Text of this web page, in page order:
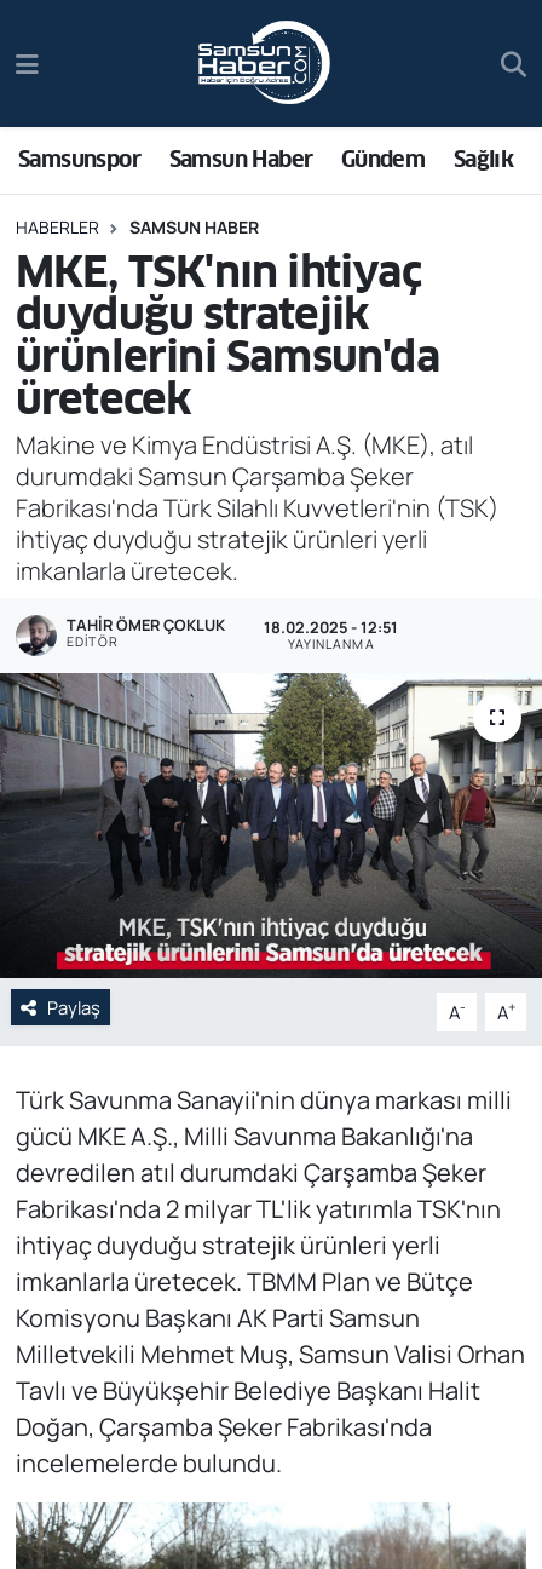
Samsunspor Samsun Haber Gündem Sağlık
HABERLER SAMSUN HABER
MKE, TSK'nın ihtiyaç
duyduğu stratejik
ürünlerini Samsun'da
üretecek
Makine ve Kimya Endüstrisi A.Ş. (MKE), atıl
durumdaki Samsun Çarşamba Şeker
Fabrikası'nda Türk Silahlı Kuvvetleri'nin (TSK)
ihtiyaç duyduğu stratejik ürünleri yerli
imkanlarla üretecek.
TAHIR ÖMER ÇOKLUK
EDITÖR
18.02.2025 - 12:51
YAYINLANMA
Paylaş A- A+
Türk Savunma Sanayii'nin dünya markası milli
gücü MKE A.Ş., Milli Savunma Bakanlığı'na
devredilen atıl durumdaki Çarşamba Şeker
Fabrikası'nda 2 milyar TL'lik yatırımla TSK'nın
ihtiyaç duyduğu stratejik ürünleri yerli
imkanlarla üretecek. TBMM Plan ve Bütçe
Komisyonu Başkanı AK Parti Samsun
Milletvekili Mehmet Muş, Samsun Valisi Orhan
Tavlı ve Büyükşehir Belediye Başkanı Halit
Doğan, Çarşamba Şeker Fabrikası'nda
incelemelerde bulundu.
Samsun Haber
Sağlık
Asayiş
Bilim ve Teknoloji
Bölge
Dünya
Ekonomi
Genel
Gündem
Özel Haber
POLİTİKA
Siyaset
Spor
Web Tv
Yerel
Trafik Durumu
Süper Lig Puan Durumu ve Fikstür
Tüm Manşetler
Son Dakika Haberleri
Haber Arşivi